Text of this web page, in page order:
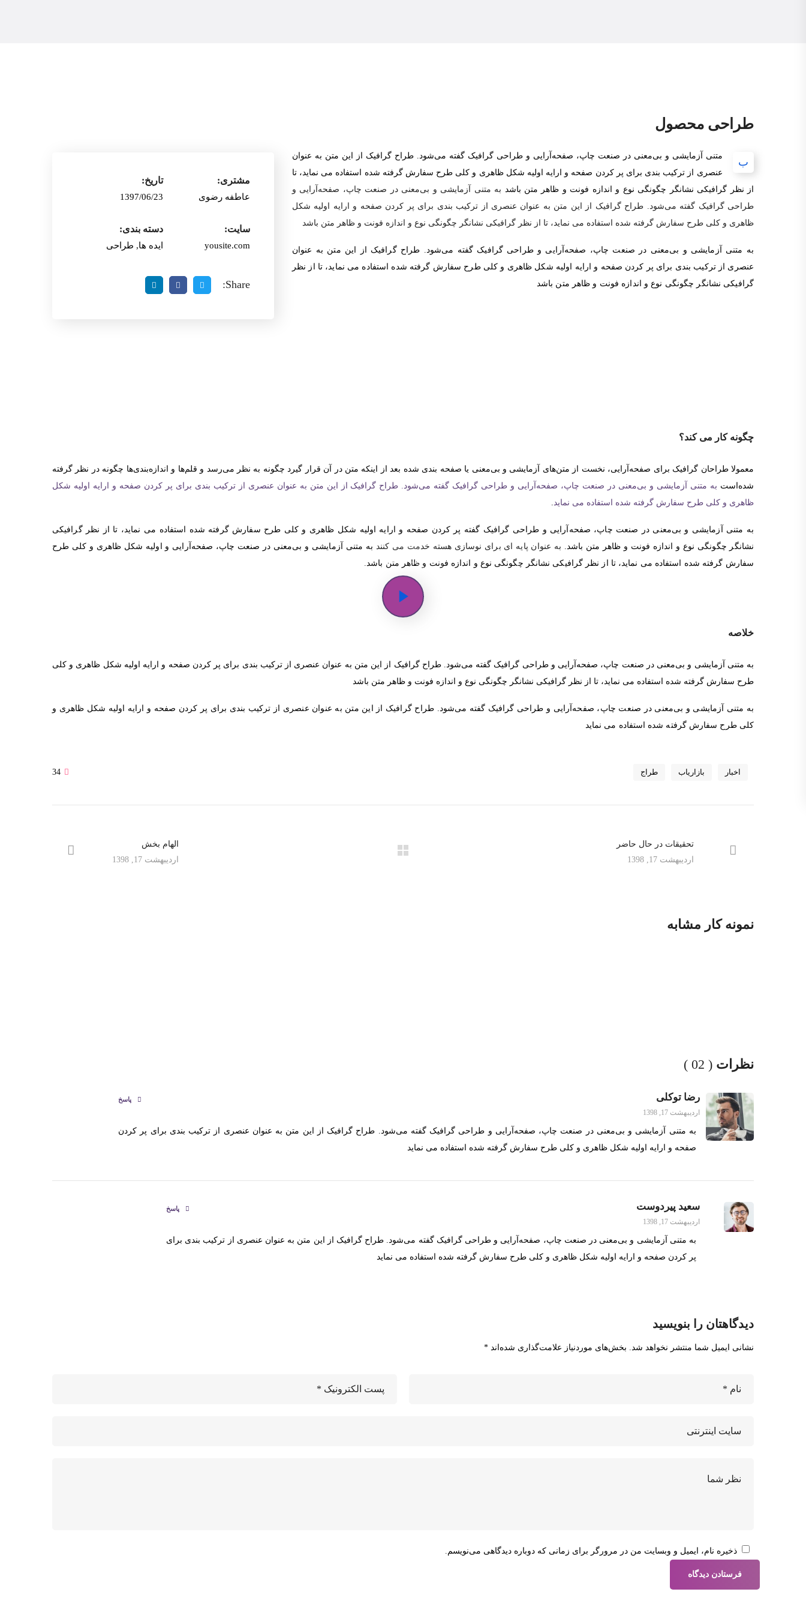
طراحی محصول
ب
متنی آزمایشی و بی‌معنی در صنعت چاپ، صفحه‌آرایی و طراحی گرافیک گفته می‌شود. طراح گرافیک از این متن به عنوان
عنصری از ترکیب بندی برای پر کردن صفحه و ارایه اولیه شکل ظاهری و کلی طرح سفارش گرفته شده استفاده می نماید، تا
از نظر گرافیکی نشانگر چگونگی نوع و اندازه فونت و ظاهر متن باشد به متنی آزمایشی و بی‌معنی در صنعت چاپ، صفحه‌آرایی و
طراحی گرافیک گفته می‌شود. طراح گرافیک از این متن به عنوان عنصری از ترکیب بندی برای پر کردن صفحه و ارایه اولیه شکل
ظاهری و کلی طرح سفارش گرفته شده استفاده می نماید، تا از نظر گرافیکی نشانگر چگونگی نوع و اندازه فونت و ظاهر متن باشد
به متنی آزمایشی و بی‌معنی در صنعت چاپ، صفحه‌آرایی و طراحی گرافیک گفته می‌شود. طراح گرافیک از این متن به عنوان
عنصری از ترکیب بندی برای پر کردن صفحه و ارایه اولیه شکل ظاهری و کلی طرح سفارش گرفته شده استفاده می نماید، تا از نظر
گرافیکی نشانگر چگونگی نوع و اندازه فونت و ظاهر متن باشد
مشتری:
عاطفه رضوی
تاریخ:
1397/06/23
سایت:
yousite.com
دسته بندی:
ایده ها, طراحی
Share:
چگونه کار می کند؟
معمولا طراحان گرافیک برای صفحه‌آرایی، نخست از متن‌های آزمایشی و بی‌معنی یا صفحه بندی شده بعد از اینکه متن در آن قرار گیرد چگونه به نظر می‌رسد و قلم‌ها و اندازه‌بندی‌ها چگونه در نظر گرفته
شده‌است به متنی آزمایشی و بی‌معنی در صنعت چاپ، صفحه‌آرایی و طراحی گرافیک گفته می‌شود. طراح گرافیک از این متن به عنوان عنصری از ترکیب بندی برای پر کردن صفحه و ارایه اولیه شکل
ظاهری و کلی طرح سفارش گرفته شده استفاده می نماید.
به متنی آزمایشی و بی‌معنی در صنعت چاپ، صفحه‌آرایی و طراحی گرافیک گفته پر کردن صفحه و ارایه اولیه شکل ظاهری و کلی طرح سفارش گرفته شده استفاده می نماید، تا از نظر گرافیکی
نشانگر چگونگی نوع و اندازه فونت و ظاهر متن باشد. به عنوان پایه ای برای نوسازی هسته خدمت می کنند به متنی آزمایشی و بی‌معنی در صنعت چاپ، صفحه‌آرایی و اولیه شکل ظاهری و کلی طرح
سفارش گرفته شده استفاده می نماید، تا از نظر گرافیکی نشانگر چگونگی نوع و اندازه فونت و ظاهر متن باشد.
خلاصه
به متنی آزمایشی و بی‌معنی در صنعت چاپ، صفحه‌آرایی و طراحی گرافیک گفته می‌شود. طراح گرافیک از این متن به عنوان عنصری از ترکیب بندی برای پر کردن صفحه و ارایه اولیه شکل ظاهری و کلی
طرح سفارش گرفته شده استفاده می نماید، تا از نظر گرافیکی نشانگر چگونگی نوع و اندازه فونت و ظاهر متن باشد
به متنی آزمایشی و بی‌معنی در صنعت چاپ، صفحه‌آرایی و طراحی گرافیک گفته می‌شود. طراح گرافیک از این متن به عنوان عنصری از ترکیب بندی برای پر کردن صفحه و ارایه اولیه شکل ظاهری و
کلی طرح سفارش گرفته شده استفاده می نماید
اخبار بازاریاب طراج 34
تحقیقات در حال حاضر
اردیبهشت 17, 1398
الهام بخش
اردیبهشت 17, 1398
نمونه کار مشابه
ایدهای جدید
ایده ها توسعه
ایده ها
نظرات ( 02 )
رضا توکلی
اردیبهشت 17, 1398
به متنی آزمایشی و بی‌معنی در صنعت چاپ، صفحه‌آرایی و طراحی گرافیک گفته می‌شود. طراح گرافیک از این متن به عنوان عنصری از ترکیب بندی برای پر کردن
صفحه و ارایه اولیه شکل ظاهری و کلی طرح سفارش گرفته شده استفاده می نماید
پاسخ
سعید پیردوست
اردیبهشت 17, 1398
به متنی آزمایشی و بی‌معنی در صنعت چاپ، صفحه‌آرایی و طراحی گرافیک گفته می‌شود. طراح گرافیک از این متن به عنوان عنصری از ترکیب بندی برای
پر کردن صفحه و ارایه اولیه شکل ظاهری و کلی طرح سفارش گرفته شده استفاده می نماید
پاسخ
دیدگاهتان را بنویسید
نشانی ایمیل شما منتشر نخواهد شد. بخش‌های موردنیاز علامت‌گذاری شده‌اند *
ذخیره نام، ایمیل و وبسایت من در مرورگر برای زمانی که دوباره دیدگاهی می‌نویسم.